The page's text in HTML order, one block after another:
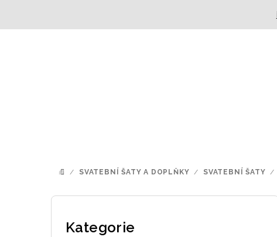
DOMŮ
/ SVATEBNÍ ŠATY A DOPLŇKY / SVATEBNÍ ŠATY /
P
Přeskočit
Kategorie